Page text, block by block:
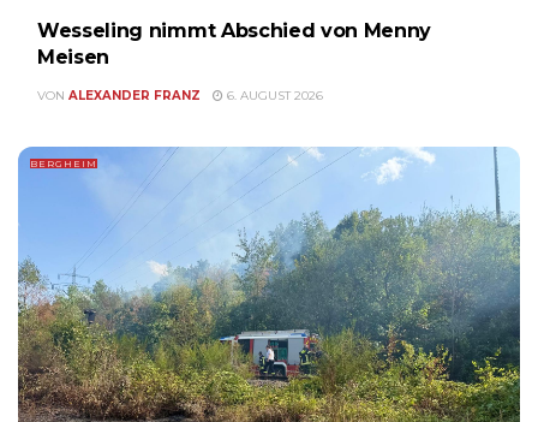
Wesseling nimmt Abschied von Menny
Meisen
VON ALEXANDER FRANZ 6. AUGUST 2026
BERGHEIM